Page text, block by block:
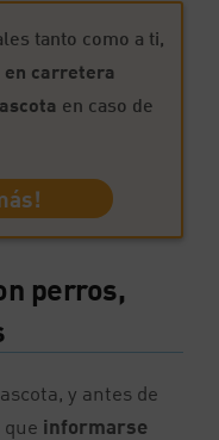
tanto como a ti,
en carretera
en caso de
perros,
y antes de
informarse